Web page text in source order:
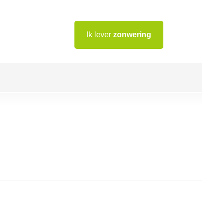
Ik lever zonwering